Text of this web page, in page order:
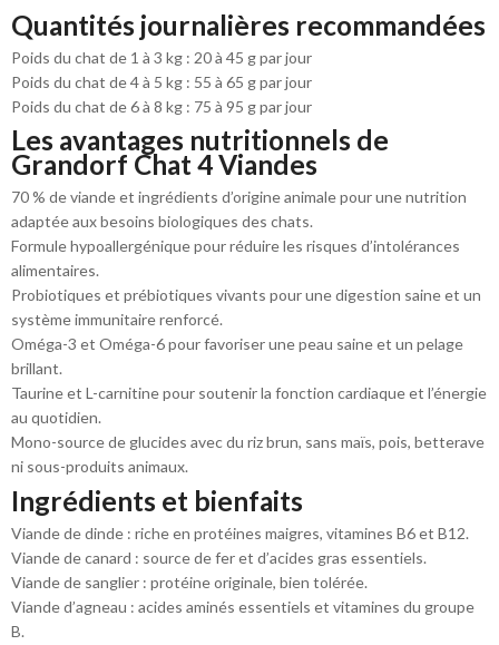
Quantités journalières recommandées
Poids du chat de 1 à 3 kg : 20 à 45 g par jour
Poids du chat de 4 à 5 kg : 55 à 65 g par jour
Poids du chat de 6 à 8 kg : 75 à 95 g par jour
Les avantages nutritionnels de
Grandorf Chat 4 Viandes
70 % de viande et ingrédients d’origine animale pour une nutrition
adaptée aux besoins biologiques des chats.
Formule hypoallergénique pour réduire les risques d’intolérances
alimentaires.
Probiotiques et prébiotiques vivants pour une digestion saine et un
système immunitaire renforcé.
Oméga-3 et Oméga-6 pour favoriser une peau saine et un pelage
brillant.
Taurine et L-carnitine pour soutenir la fonction cardiaque et l’énergie
au quotidien.
Mono-source de glucides avec du riz brun, sans maïs, pois, betterave
ni sous-produits animaux.
Ingrédients et bienfaits
Viande de dinde : riche en protéines maigres, vitamines B6 et B12.
Viande de canard : source de fer et d’acides gras essentiels.
Viande de sanglier : protéine originale, bien tolérée.
Viande d’agneau : acides aminés essentiels et vitamines du groupe
B.